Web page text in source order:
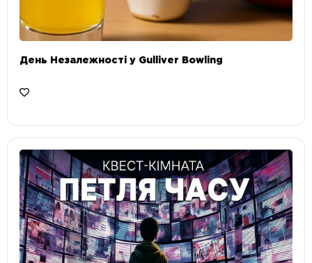
День Незалежності у Gulliver Bowling